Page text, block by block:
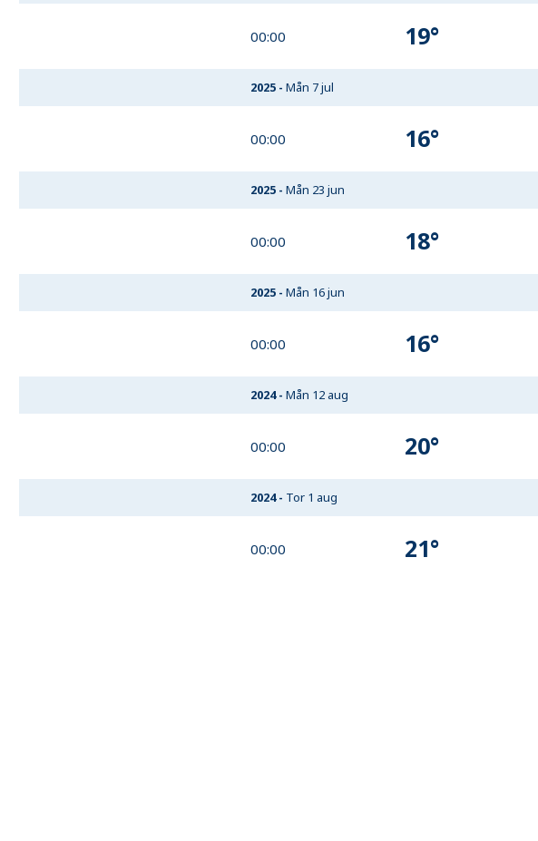
00:00 19°
2025 -Mån 7 jul
00:00 16°
2025 -Mån 23 jun
00:00 18°
2025 -Mån 16 jun
00:00 16°
2024-Mån 12 aug
00:00 20°
2024- Tor 1 aug
00:00 21°